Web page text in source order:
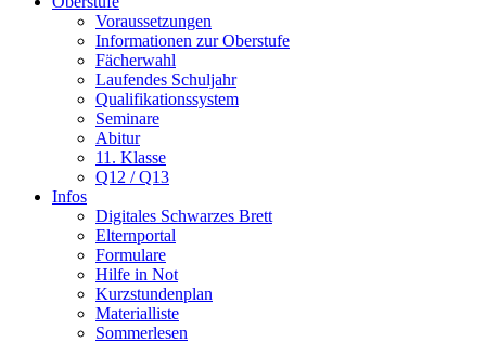
Voraussetzungen
Informationen zur Oberstufe
Fächerwahl
Laufendes Schuljahr
Qualifikationssystem
Seminare
Abitur
11. Klasse
Q12 / Q13
Infos
Digitales Schwarzes Brett
Elternportal
Formulare
Hilfe in Not
Kurzstundenplan
Materialliste
Sommerlesen